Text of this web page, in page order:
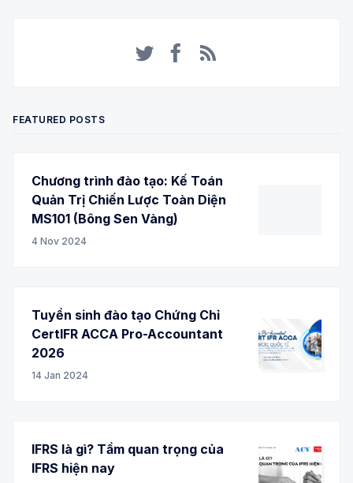
FEATURED POSTS
Chương trình đào tạo: Kế Toán
Quản Trị Chiến Lược Toàn Diện
MS101 (Bông Sen Vàng)
4 Nov 2024
Tuyển sinh đào tạo Chứng Chỉ
CertIFR ACCA Pro-Accountant
2026
14 Jan 2024
IFRS là gì? Tầm quan trọng của
IFRS hiện nay